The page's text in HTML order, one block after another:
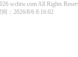
wchtw.com All Rights
：2026/8/6 8:16:02